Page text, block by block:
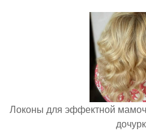
Локоны для эффектной